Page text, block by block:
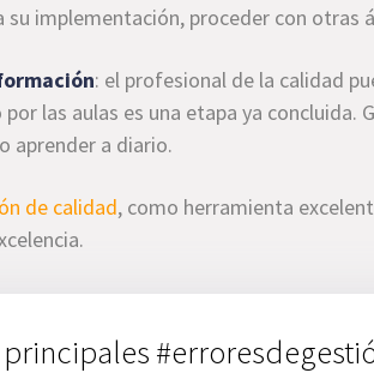
implementación, proceder con otras
: el profesional de la calidad
las aulas es una etapa ya concluida.
aprender a diario.
de calidad, como herramienta
principales